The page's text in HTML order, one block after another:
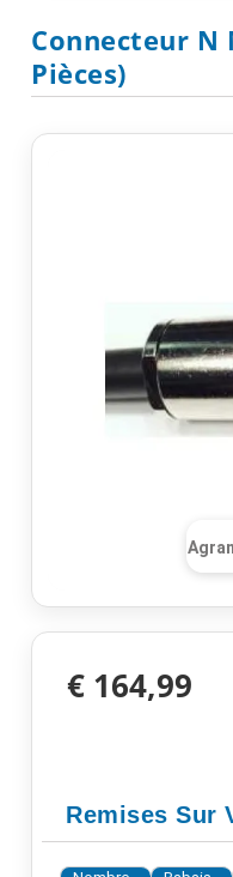
Connecteur N
Pièces)
€ 164,99
Remises Sur